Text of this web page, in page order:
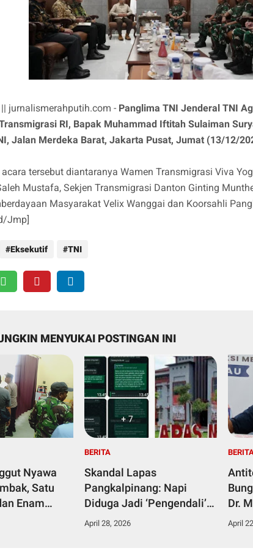
jurnalismerahputih.com - Panglima TNI Jenderal TNI
RI, Bapak Muhammad Iftitah Sulaiman
Jalan Merdeka Barat, Jakarta Pusat, Jumat (13/12/
tersebut diantaranya Wamen Transmigrasi Viva
Mustafa, Sekjen Transmigrasi Danton Ginting
Masyarakat Velix Wanggai dan Koorsahli
Jmp]
Eksekutif TNI
MENYUKAI POSTINGAN INI
Nyawa
Satu
Enam
BERITA
Skandal Lapas
Pangkalpinang: Napi
Diduga Jadi ‘Pengendali’
Narkotika dari Kamar
April 28, 2026
Dr.
April